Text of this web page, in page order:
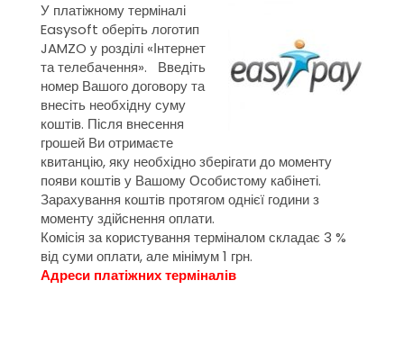
У платіжному терміналі
Easysoft оберіть логотип
JAMZO у розділі «Інтернет
та телебачення». Введіть
номер Вашого договору та
внесіть необхідну суму
коштів. Після внесення
грошей Ви отримаєте
квитанцію, яку необхідно зберігати до моменту
появи коштів у Вашому Особистому кабінеті.
Зарахування коштів протягом однієї години з
моменту здійснення оплати.
Комісія за користування терміналом складає 3 %
від суми оплати, але мінімум 1 грн.
Адреси платіжних терміналів